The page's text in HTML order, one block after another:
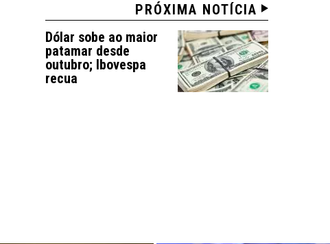
PRÓXIMA NOTÍCIA
Dólar sobe ao maior
patamar desde
outubro; Ibovespa
recua